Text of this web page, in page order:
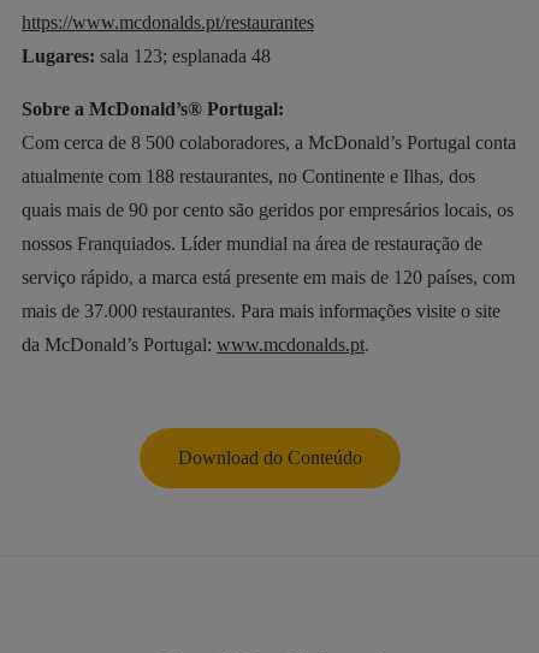
https://www.mcdonalds.pt/restaurantes
Lugares: sala 123; esplanada 48
Sobre a McDonald’s® Portugal:
Com cerca de 8 500 colaboradores, a McDonald’s Portugal conta
atualmente com 188 restaurantes, no Continente e Ilhas, dos
quais mais de 90 por cento são geridos por empresários locais, os
nossos Franquiados. Líder mundial na área de restauração de
serviço rápido, a marca está presente em mais de 120 países, com
mais de 37.000 restaurantes. Para mais informações visite o site
da McDonald’s Portugal: www.mcdonalds.pt.
Download do Conteúdo